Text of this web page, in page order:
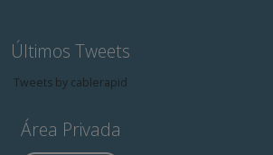
Últimos Tweets
Tweets by cablerapid
Área Privada